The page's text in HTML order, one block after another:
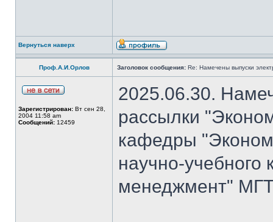
Вернуться наверх
Проф.А.И.Орлов Заголовок сообщения: Re: Намечены выпуски
Зарегистрирован: Вт сен 28,
2004 11:58 am
Сообщений: 12459
2025.06.30.
рассылки
кафедры
научно-
менеджмент"